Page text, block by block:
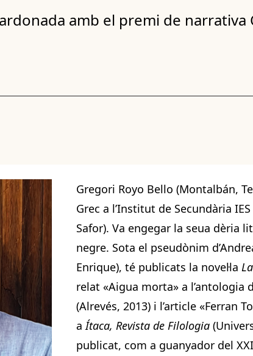
amb el premi de narrativa
Gregori Royo Bello (Montalbán,
Grec a l’Institut de Secundària
Safor). Va engegar la seua dèria
negre. Sota el pseudònim
Enrique), té publicats la novel·la
relat «Aigua morta» a l’antologia
(Alrevés, 2013) i l’article «Ferran
aÍtaca, Revista de Filologia
publicat, com a guanyador del